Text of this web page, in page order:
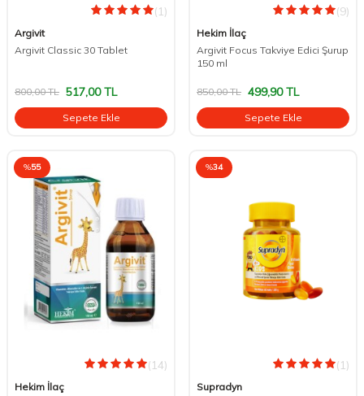
(1)
Argivit
Argivit Classic 30 Tablet
800,00TL 517,00TL
Sepete Ekle
(9)
Hekim İlaç
Argivit Focus Takviye Edici Şurup
150 ml
850,00TL 499,90TL
Sepete Ekle
%55
(14)
Hekim İlaç
%34
(1)
Supradyn